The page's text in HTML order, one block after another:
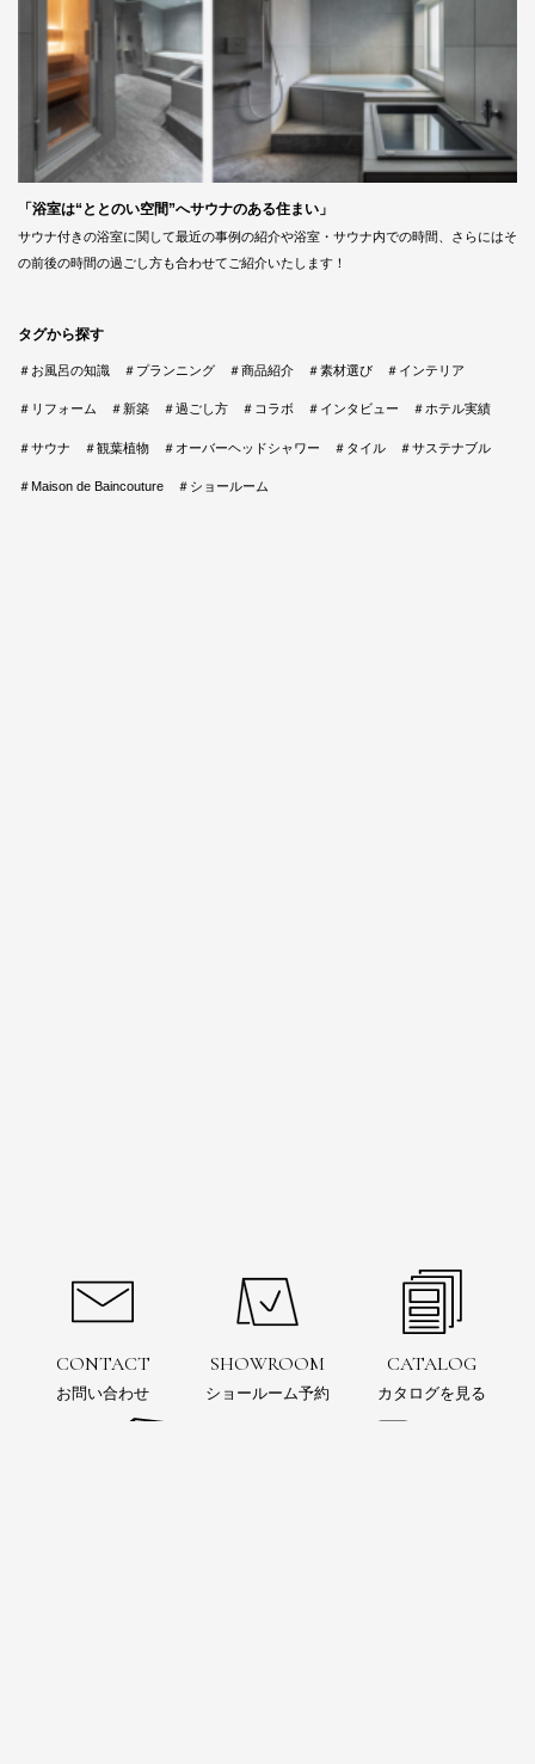
「浴室は“ととのい空間”へサウナのある住まい」
サウナ付きの浴室に関して最近の事例の紹介や浴室・サウナ内での時間、さらにはそ
の前後の時間の過ごし方も合わせてご紹介いたします！
タグから探す
＃お風呂の知識 ＃プランニング ＃商品紹介 ＃素材選び ＃インテリア
＃リフォーム ＃新築 ＃過ごし方 ＃コラボ ＃インタビュー ＃ホテル実績
＃サウナ ＃観葉植物 ＃オーバーヘッドシャワー ＃タイル ＃サステナブル
＃Maison de Baincouture ＃ショールーム
CONTACT
お問い合わせ
SHOWROOM
ショールーム予約
CATALOG
カタログを見る
電子カタログ